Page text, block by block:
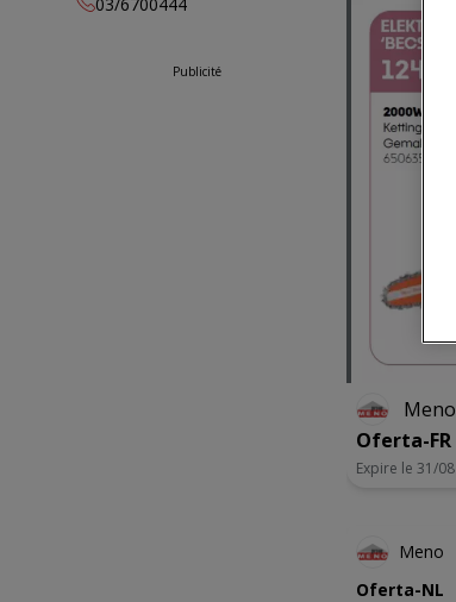
lundi
07:30 -
Publicité
Meno
Oferta-FR
Expire le 31/08
Meno
Oferta-NL